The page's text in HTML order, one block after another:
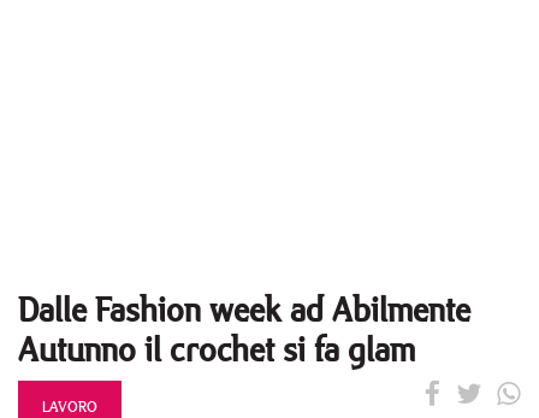
Dalle Fashion week ad Abilmente
Autunno il crochet si fa glam
LAVORO